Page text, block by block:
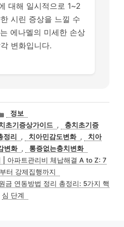
대해 일시적으로 1~2
시린 증상을 느낄 수
에나멜의 미세한 손상
변화입니다.
카
테
고
리
정보
초기증상가이드 ,
충치초기증
정리 , 치아민감도변화 ,
치아
변화 ,
통증없는충치변화
| 아파트관리비 체납해결 A to Z: 7
터 강제집행까지
금 연동방법 정리 총정리: 5가지 핵
심 단계